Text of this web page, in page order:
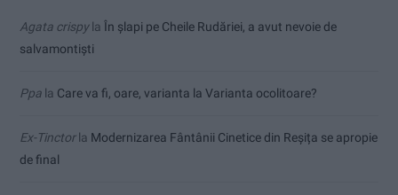
Agata crispyla În șlapi pe Cheile Rudăriei, a avut nevoie de
salvamontiști
Ppa la Care va fi, oare, varianta la Varianta ocolitoare?
Ex-Tinctorla Modernizarea Fântânii Cinetice din Reșița se apropie
de final